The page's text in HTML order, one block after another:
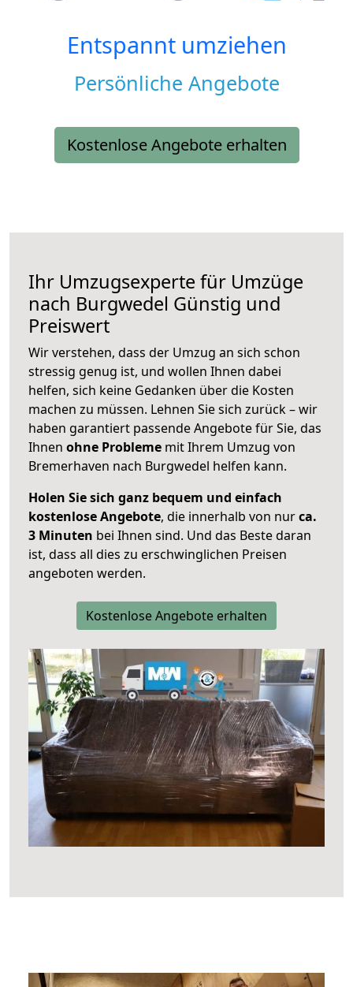
Entspannt umziehen
Persönliche Angebote
Kostenlose Angebote erhalten
Ihr Umzugsexperte für Umzüge
nach Burgwedel Günstig und
Preiswert
Wir verstehen, dass der Umzug an sich schon
stressig genug ist, und wollen Ihnen dabei
helfen, sich keine Gedanken über die Kosten
machen zu müssen. Lehnen Sie sich zurück – wir
haben garantiert passende Angebote für Sie, das
Ihnen ohne Probleme mit Ihrem Umzug von
Bremerhaven nach Burgwedel helfen kann.
Holen Sie sich ganz bequem und einfach
kostenlose Angebote, die innerhalb von nurca.
3 Minuten bei Ihnen sind. Und das Beste daran
ist, dass all dies zu erschwinglichen Preisen
angeboten werden.
Kostenlose Angebote erhalten